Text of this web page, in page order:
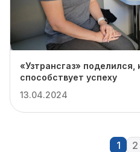
«Узтрансгаз» поделился,
способствует успеху
13.04.2024
1 2